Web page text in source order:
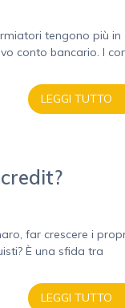
tengono più in
conto bancario. I
LEGGI TUTTO
far crescere i
È una sfida tra
LEGGI TUTTO